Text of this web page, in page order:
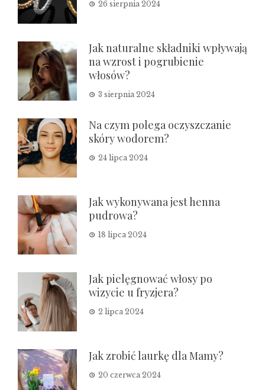
26 sierpnia 2024
Jak naturalne składniki wpływają
na wzrost i pogrubienie
włosów?
3 sierpnia 2024
Na czym polega oczyszczanie
skóry wodorem?
24 lipca 2024
Jak wykonywana jest henna
pudrowa?
18 lipca 2024
Jak pielęgnować włosy po
wizycie u fryzjera?
2 lipca 2024
Jak zrobić laurkę dla Mamy?
20 czerwca 2024